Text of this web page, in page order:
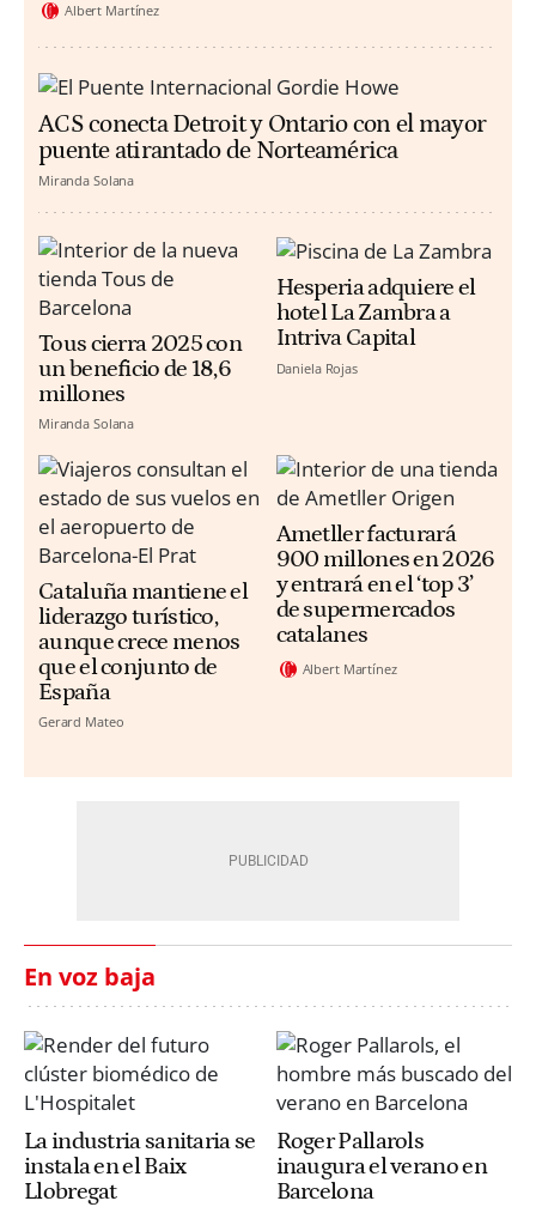
Albert Martínez
ACS conecta Detroit y Ontario con el mayor
puente atirantado de Norteamérica
Miranda Solana
Tous cierra 2025 con
un beneficio de 18,6
millones
Miranda Solana
Hesperia adquiere el
hotel La Zambra a
Intriva Capital
Daniela Rojas
Cataluña mantiene el
liderazgo turístico,
aunque crece menos
que el conjunto de
España
Gerard Mateo
Ametller facturará
900 millones en 2026
y entrará en el ‘top 3’
de supermercados
catalanes
Albert Martínez
En voz baja
La industria sanitaria se
instala en el Baix
Llobregat
Roger Pallarols
inaugura el verano en
Barcelona